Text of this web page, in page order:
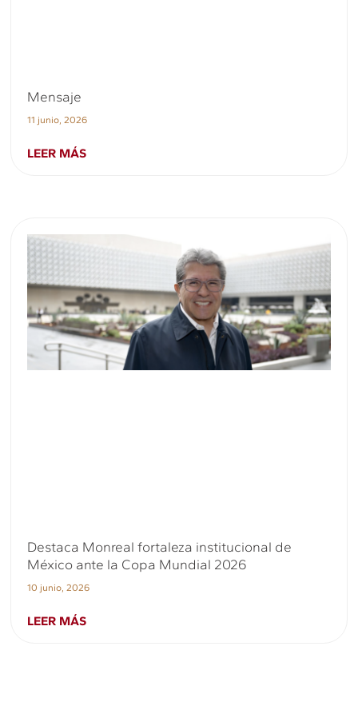
Mensaje
11 junio, 2026
LEER MÁS
Destaca Monreal fortaleza institucional de
México ante la Copa Mundial 2026
10 junio, 2026
LEER MÁS